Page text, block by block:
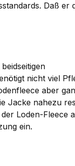
Daß er
nicht viel
aber
Jacke nahezu
Loden-Fleece
ein.